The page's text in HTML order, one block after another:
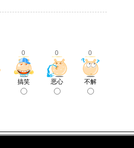
0 0 0
搞笑 恶心 不解